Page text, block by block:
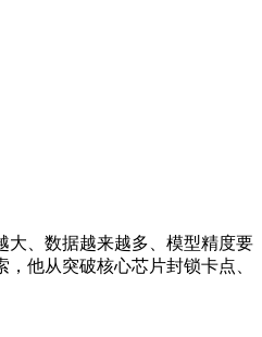
、数据越来越多、模型精度要
他从突破核心芯片封锁卡点、